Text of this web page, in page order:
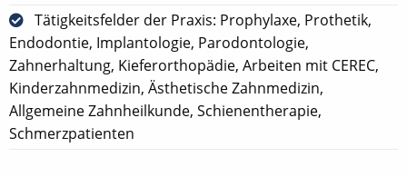
Tätigkeitsfelder der Praxis: Prophylaxe, Prothetik,
Endodontie, Implantologie, Parodontologie,
Zahnerhaltung, Kieferorthopädie, Arbeiten mit CEREC,
Kinderzahnmedizin, Ästhetische Zahnmedizin,
Allgemeine Zahnheilkunde, Schienentherapie,
Schmerzpatienten